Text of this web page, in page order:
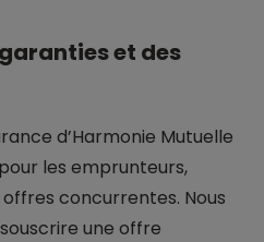
et des
d’Harmonie Mutuelle
les emprunteurs,
concurrentes. Nous
une offre